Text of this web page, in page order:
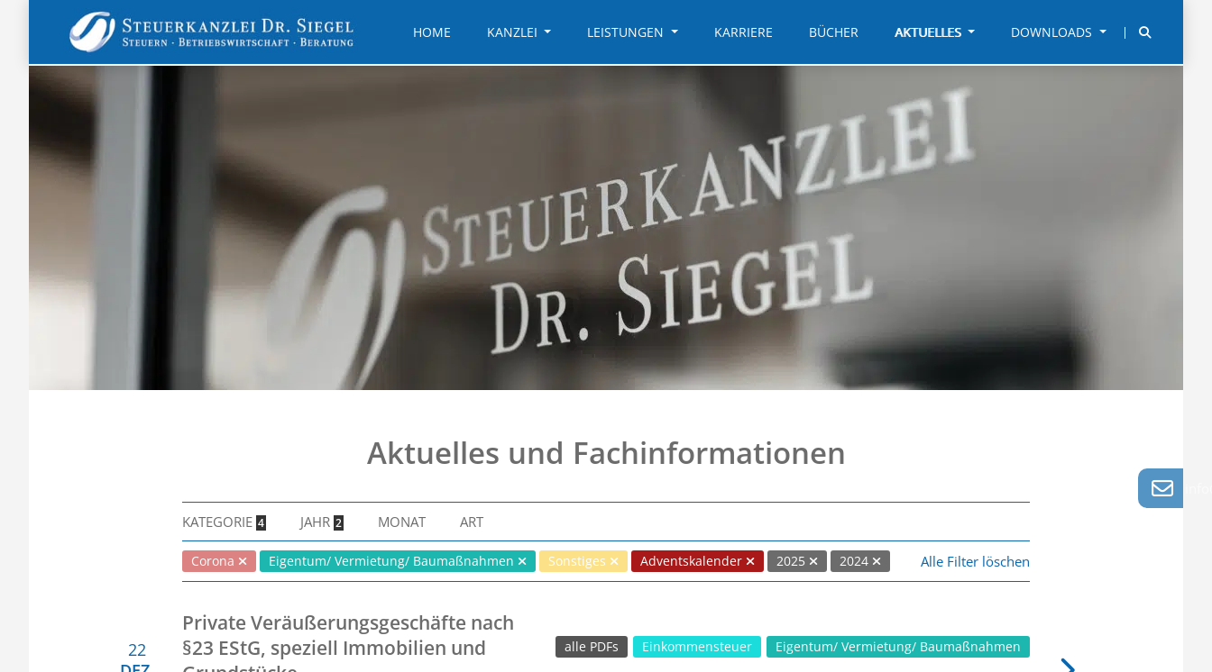
HOME KANZLEI LEISTUNGEN KARRIERE BÜCHER AKTUELLES DOWNLOADS
Aktuelles und Fachinformationen
KATEGORIE 4 JAHR 2 MONAT ART
Corona Eigentum/ Vermietung/ Baumaßnahmen Sonstiges Adventskalender 2025 2024 Alle Filter löschen
22
Private Veräußerungsgeschäfte nach
§23 EStG, speziell Immobilien und
Eigentum/ Vermietung/ Baumaßnahmen
Einkommensteuer
alle PDFs